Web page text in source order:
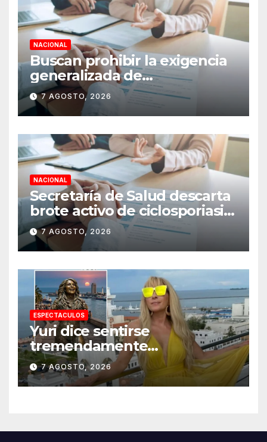
NACIONAL
Buscan prohibir la exigencia
generalizada de
antecedentes penales para
obtener empleo en México
7 AGOSTO, 2026
NACIONAL
Secretaría de Salud descarta
brote activo de ciclosporiasis
en México y pide tranquilidad
a la población
7 AGOSTO, 2026
ESPECTACULOS
Yuri dice sentirse
tremendamente
emocionada sobre su estatua
que le harán en Veracruz
7 AGOSTO, 2026